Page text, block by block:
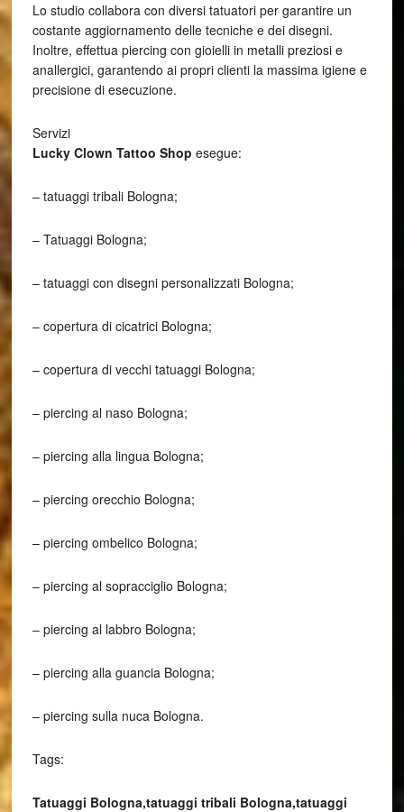
Lo studio collabora con diversi tatuatori per garantire un
costante aggiornamento delle tecniche e dei disegni.
Inoltre, effettua piercing con gioielli in metalli preziosi e
anallergici, garantendo ai propri clienti la massima igiene e
precisione di esecuzione.
Servizi
Lucky Clown Tattoo Shop esegue:
– tatuaggi tribali Bologna;
– Tatuaggi Bologna;
– tatuaggi con disegni personalizzati Bologna;
– copertura di cicatrici Bologna;
– copertura di vecchi tatuaggi Bologna;
– piercing al naso Bologna;
– piercing alla lingua Bologna;
– piercing orecchio Bologna;
– piercing ombelico Bologna;
– piercing al sopracciglio Bologna;
– piercing al labbro Bologna;
– piercing alla guancia Bologna;
– piercing sulla nuca Bologna.
Tags:
Tatuaggi Bologna,tatuaggi tribali Bologna,tatuaggi